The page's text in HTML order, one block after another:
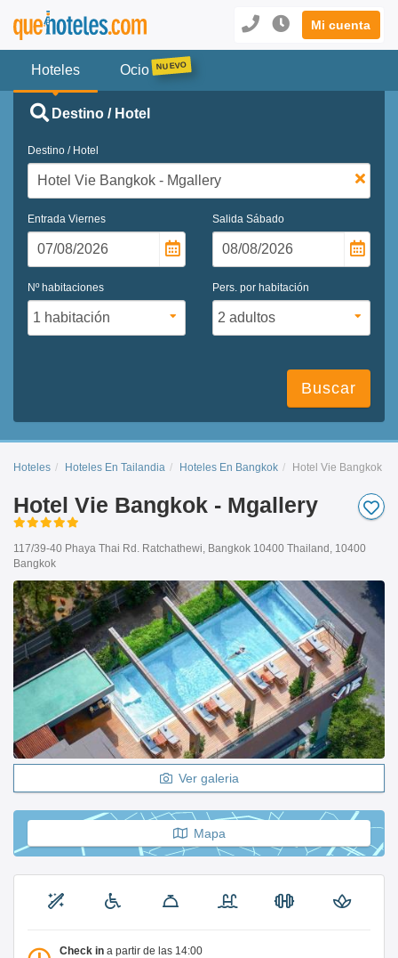
Mi cuenta
Hoteles Ocio
Destino / Hotel
Destino / Hotel
Entrada Viernes Salida Sábado
Nº habitaciones Pers. por habitación
Buscar
Hoteles Hoteles En Tailandia Hoteles En Bangkok Hotel Vie Bangkok -
Hotel Vie Bangkok - Mgallery
117/39-40 Phaya Thai Rd. Ratchathewi, Bangkok 10400 Thailand, 10400
Bangkok
Ver galeria
Mapa
Check in a partir de las 14:00